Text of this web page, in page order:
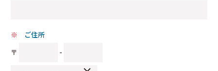
ご住所
〒
-